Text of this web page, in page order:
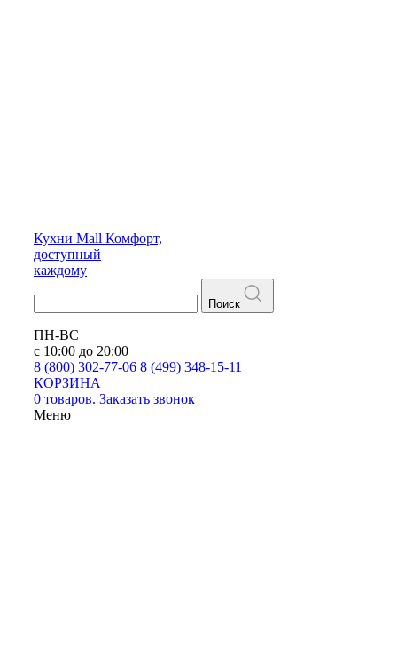
Кухни Mall Комфорт,
доступный
каждому
Поиск
ПН-ВС
с 10:00 до 20:00
8 (800) 302-77-06 8 (499) 348-15-11
КОРЗИНА
0 товаров. Заказать звонок
Меню